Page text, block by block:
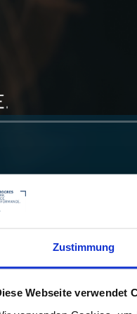
Zustimmung
Webseite verwendet